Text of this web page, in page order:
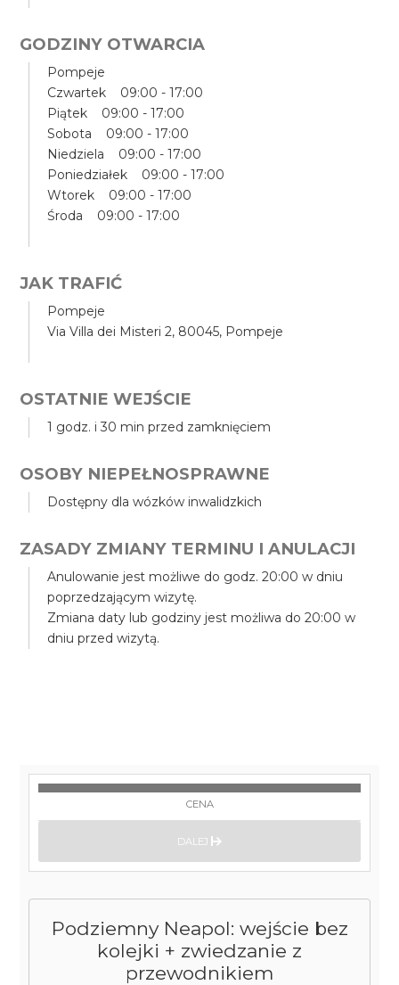
GODZINY OTWARCIA
Pompeje
Czwartek 09:00 - 17:00
Piątek 09:00 - 17:00
Sobota 09:00 - 17:00
Niedziela 09:00 - 17:00
Poniedziałek 09:00 - 17:00
Wtorek 09:00 - 17:00
Środa 09:00 - 17:00
JAK TRAFIĆ
Pompeje
Via Villa dei Misteri 2, 80045, Pompeje
OSTATNIE WEJŚCIE
1 godz. i 30 min przed zamknięciem
OSOBY NIEPEŁNOSPRAWNE
Dostępny dla wózków inwalidzkich
ZASADY ZMIANY TERMINU I ANULACJI
Anulowanie jest możliwe do godz. 20:00 w dniu
poprzedzającym wizytę.
Zmiana daty lub godziny jest możliwa do 20:00 w
dniu przed wizytą.
Podziemny Neapol: wejście bez
kolejki + zwiedzanie z
przewodnikiem
CENA
DALEJ